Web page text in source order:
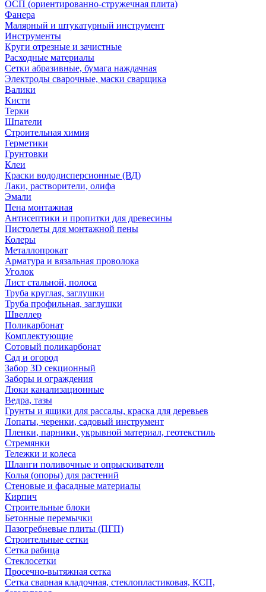
ОСП (ориентированно-стружечная плита)
Фанера
Малярный и штукатурный инструмент
Инструменты
Круги отрезные и зачистные
Расходные материалы
Сетки абразивные, бумага наждачная
Электроды сварочные, маски сварщика
Валики
Кисти
Терки
Шпатели
Строительная химия
Герметики
Грунтовки
Клеи
Краски вододисперсионные (ВД)
Лаки, растворители, олифа
Эмали
Пена монтажная
Антисептики и пропитки для древесины
Пистолеты для монтажной пены
Колеры
Металлопрокат
Арматура и вязальная проволока
Уголок
Лист стальной, полоса
Труба круглая, заглушки
Труба профильная, заглушки
Швеллер
Поликарбонат
Комплектующие
Сотовый поликарбонат
Сад и огород
Забор 3D секционный
Заборы и ограждения
Люки канализационные
Ведра, тазы
Грунты и ящики для рассады, краска для деревьев
Лопаты, черенки, садовый инструмент
Пленки, парники, укрывной материал, геотекстиль
Стремянки
Тележки и колеса
Шланги поливочные и опрыскиватели
Колья (опоры) для растений
Стеновые и фасадные материалы
Кирпич
Строительные блоки
Бетонные перемычки
Пазогребневые плиты (ПГП)
Строительные сетки
Сетка рабица
Стеклосетки
Просечно-вытяжная сетка
Сетка сварная кладочная, стеклопластиковая, КСП,